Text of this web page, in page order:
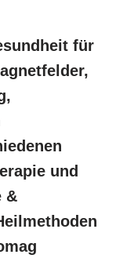
für
und
&